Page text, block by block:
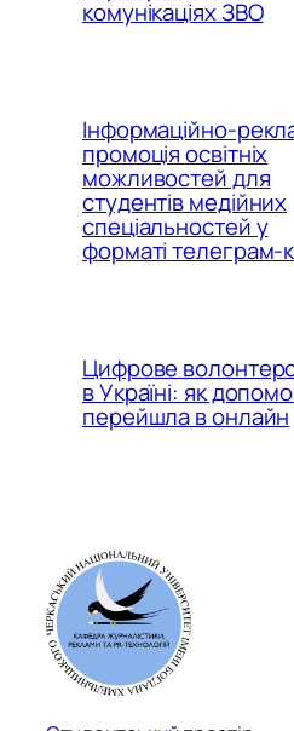
комунікаціях ЗВО
Інформаційно-
промоція освітніх
можливостей для
студентів медійних
спеціальностей у
форматі телеграм-
Цифрове
в Україні: як
перейшла в онлайн